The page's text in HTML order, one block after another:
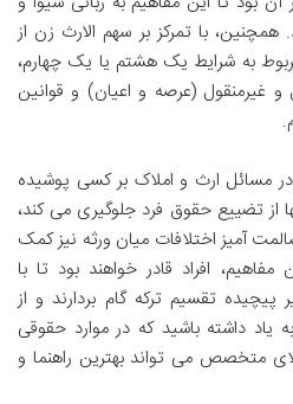
همچنین، با تمرکز بر سهم الارث زن از
به شرایط یک هشتم یا یک چهارم،
غیرمنقول (عرصه و اعیان) و قوانین
مسائل ارث و املاک بر کسی پوشیده
از تضییع حقوق فرد جلوگیری می کند،
آمیز اختلافات میان ورثه نیز کمک
افراد قادر خواهند بود تا با
تقسیم ترکه گام بردارند و از
یاد داشته باشید که در موارد حقوقی
متخصص می تواند بهترین راهنما و